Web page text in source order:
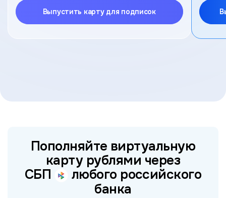
Выпустить карту для подписок
Пополняйте виртуальную
карту рублями через
СБП
любого российского
банка